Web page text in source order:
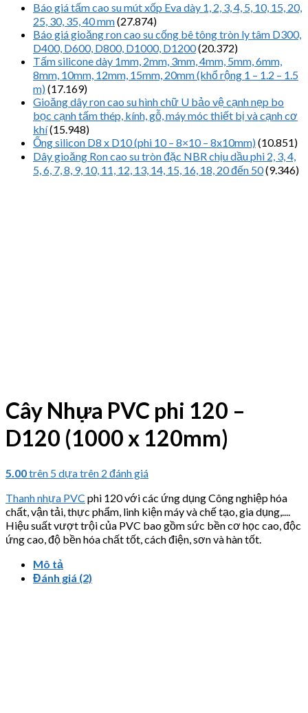
Báo giá tấm cao su mút xốp Eva dày 1, 2, 3, 4, 5, 10, 15, 20,
25, 30, 35, 40 mm(27.874)
Báo giá gioăng ron cao su cống bê tông tròn ly tâm D300,
D400, D600, D800, D1000, D1200(20.372)
Tấm silicone dày 1mm, 2mm, 3mm, 4mm, 5mm, 6mm,
8mm, 10mm, 12mm, 15mm, 20mm (khổ rộng 1 – 1.2 – 1.5
m)(17.169)
Gioăng dây ron cao su hình chữ U bảo vệ cạnh nẹp bo
bọc cạnh tấm thép, kính, gỗ, máy móc thiết bị và cạnh cơ
khí(15.948)
Ống silicon D8 x D10 (phi 10 – 8×10 – 8x10mm)(10.851)
Dây gioăng Ron cao su tròn đặc NBR chịu dầu phi 2, 3, 4,
5, 6, 7, 8, 9, 10, 11, 12, 13, 14, 15, 16, 18, 20 đến 50(9.346)
Cây Nhựa PVC phi 120 –
D120 (1000 x 120mm)
5.00trên 5 dựa trên 2 đánh giá
Thanh nhựa PVC phi 120 với các ứng dụngCông nghiệp hóa
chất, vận tải, thực phẩm, linh kiện máy và chế tạo, gia dụng,....
Hiệu suất vượt trội của PVC bao gồm sức bền cơ học cao, độc
ứng cao, độ bền hóa chất tốt, cách điện, sơn và hàn tốt.
Mô tả
Đánh giá (2)